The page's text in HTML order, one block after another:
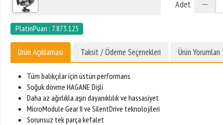
PlatinPuan : 7.873.125
Adet
Ürün Açıklaması Taksit / Ödeme Seçenekleri Ürün Yorumları
Tüm balıkçılar için üstün performans
Soğuk dövme HAGANE Dişli
Daha az ağırlıkla aşırı dayanıklılık ve hassasiyet
MicroModule Gear II ve SilentDrive teknolojileri
Sorunsuz tek parça kefalet